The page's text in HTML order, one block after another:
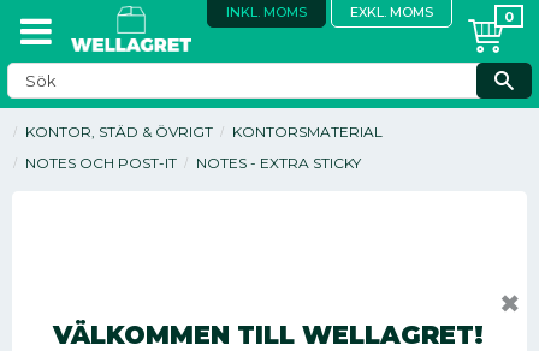
INKL. MOMS EXKL. MOMS
KONTOR, STÄD & ÖVRIGT
KONTORSMATERIAL
NOTES OCH POST-IT
NOTES - EXTRA STICKY
VÄLKOMMEN TILL WELLAGRET!
✖